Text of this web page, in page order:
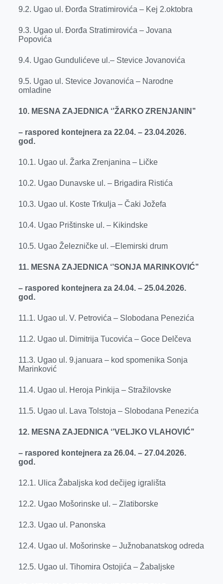
9.2. Ugao ul. Đorđa Stratimirovića – Kej 2.oktobra
9.3. Ugao ul. Đorđa Stratimirovića – Jovana
Popovića
9.4. Ugao Gundulićeve ul.– Stevice Jovanovića
9.5. Ugao ul. Stevice Jovanovića – Narodne
omladine
10. MESNA ZAJEDNICA ‘’ŽARKO ZRENJANIN’’
– raspored kontejnera za 22.04. – 23.04.2026.
god.
10.1. Ugao ul. Žarka Zrenjanina – Ličke
10.2. Ugao Dunavske ul. – Brigadira Ristića
10.3. Ugao ul. Koste Trkulja – Čaki Jožefa
10.4. Ugao Prištinske ul. – Kikindske
10.5. Ugao Železničke ul. –Elemirski drum
11. MESNA ZAJEDNICA ‘’SONJA MARINKOVIĆ’’
– raspored kontejnera za 24.04. – 25.04.2026.
god.
11.1. Ugao ul. V. Petrovića – Slobodana Penezića
11.2. Ugao ul. Dimitrija Tucovića – Goce Delčeva
11.3. Ugao ul. 9.januara – kod spomenika Sonja
Marinković
11.4. Ugao ul. Heroja Pinkija – Stražilovske
11.5. Ugao ul. Lava Tolstoja – Slobodana Penezića
12. MESNA ZAJEDNICA ‘’VELJKO VLAHOVIĆ’’
– raspored kontejnera za 26.04. – 27.04.2026.
god.
12.1. Ulica Žabaljska kod dečijeg igrališta
12.2. Ugao Mošorinske ul. – Zlatiborske
12.3. Ugao ul. Panonska
12.4. Ugao ul. Mošorinske – Južnobanatskog odreda
12.5. Ugao ul. Tihomira Ostojića – Žabaljske